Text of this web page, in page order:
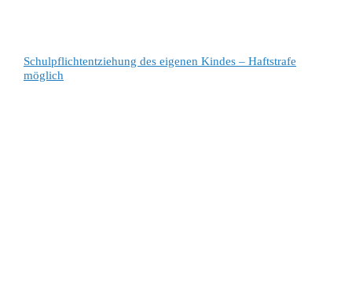
Schulpflichtentziehung des eigenen Kindes – Haftstrafe
möglich